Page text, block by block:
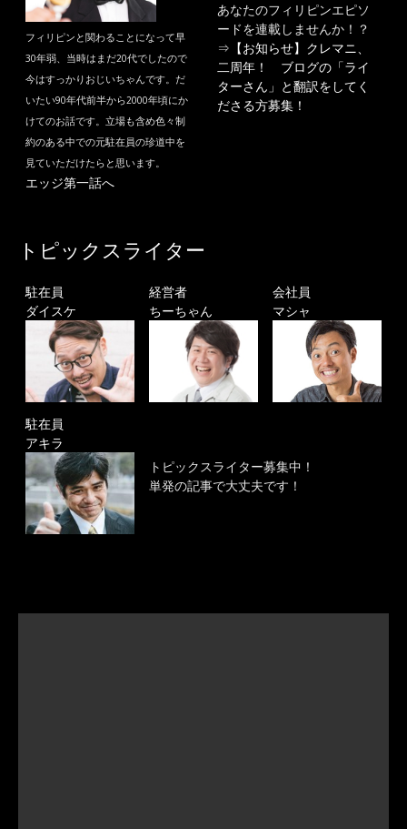
フィリピンと関わることになって早
30年弱、当時はまだ20代でしたので
今はすっかりおじいちゃんです。だ
いたい90年代前半から2000年頃にか
けてのお話です。立場も含め色々制
約のある中での元駐在員の珍道中を
見ていただけたらと思います。
エッジ第一話へ
あなたのフィリピンエピソ
ードを連載しませんか！？
⇒ 【お知らせ】クレマニ、
二周年！ ブログの「ライ
ターさん」と翻訳をしてく
ださる方募集！
トピックスライター
駐在員
ダイスケ
経営者
ちーちゃん
会社員
マシャ
駐在員
アキラ
トピックスライター募集中！
単発の記事で大丈夫です！